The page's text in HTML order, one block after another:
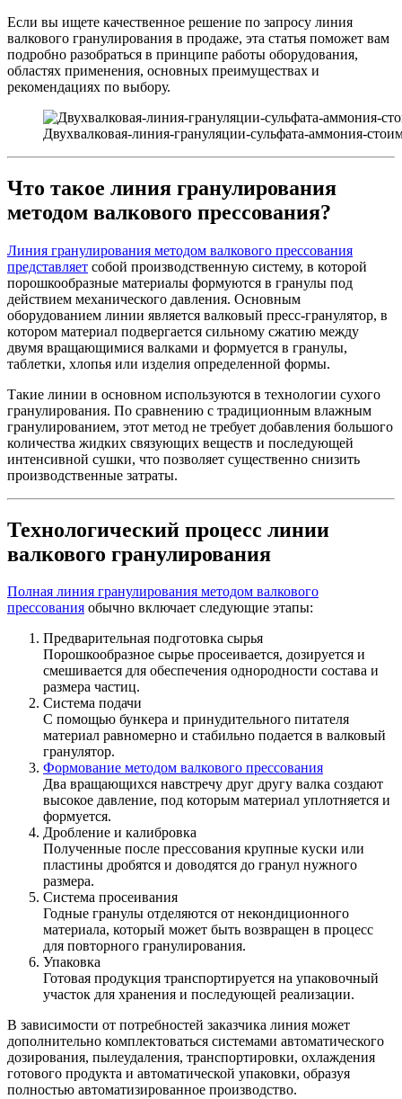
Если вы ищете качественное решение по запросу линия
валкового гранулирования в продаже, эта статья поможет вам
подробно разобраться в принципе работы оборудования,
областях применения, основных преимуществах и
рекомендациях по выбору.
Двухвалковая-линия-грануляции-сульфата-аммония-
Что такое линия гранулирования
методом валкового прессования?
Линия гранулирования методом валкового прессования
представляет собой производственную систему, в которой
порошкообразные материалы формуются в гранулы под
действием механического давления. Основным
оборудованием линии является валковый пресс-гранулятор, в
котором материал подвергается сильному сжатию между
двумя вращающимися валками и формуется в гранулы,
таблетки, хлопья или изделия определенной формы.
Такие линии в основном используются в технологии сухого
гранулирования. По сравнению с традиционным влажным
гранулированием, этот метод не требует добавления большого
количества жидких связующих веществ и последующей
интенсивной сушки, что позволяет существенно снизить
производственные затраты.
Технологический процесс линии
валкового гранулирования
Полная линия гранулирования методом валкового
прессования обычно включает следующие этапы:
Предварительная подготовка сырья
Порошкообразное сырье просеивается, дозируется и
смешивается для обеспечения однородности состава и
размера частиц.
Система подачи
С помощью бункера и принудительного питателя
материал равномерно и стабильно подается в валковый
гранулятор.
Формование методом валкового прессования
Два вращающихся навстречу друг другу валка создают
высокое давление, под которым материал уплотняется и
формуется.
Дробление и калибровка
Полученные после прессования крупные куски или
пластины дробятся и доводятся до гранул нужного
размера.
Система просеивания
Годные гранулы отделяются от некондиционного
материала, который может быть возвращен в процесс
для повторного гранулирования.
Упаковка
Готовая продукция транспортируется на упаковочный
участок для хранения и последующей реализации.
В зависимости от потребностей заказчика линия может
дополнительно комплектоваться системами автоматического
дозирования, пылеудаления, транспортировки, охлаждения
готового продукта и автоматической упаковки, образуя
полностью автоматизированное производство.